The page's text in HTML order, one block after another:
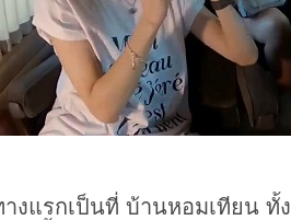
งแรกเป็นที่ บ้านหอมเทียน ทั้